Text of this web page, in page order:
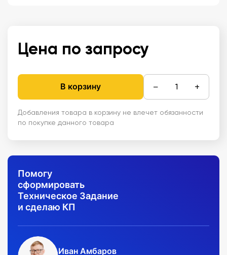
Цена по запросу
В корзину − +
Добавления товара в корзину не влечет обязанности
по покупке данного товара
Помогу
сформировать
Техническое Задание
и сделаю КП
Иван Амбаров